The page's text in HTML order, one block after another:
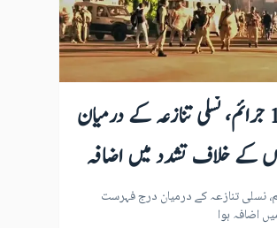
منی پور: 14,427 جرائم، نسلی تنازعہ کے درمیان
کے خلاف تشدد میں اضافہ
14,427 جرائم، نسلی تنازعہ کے درمیان درج فہرست
اضافہ ہوا